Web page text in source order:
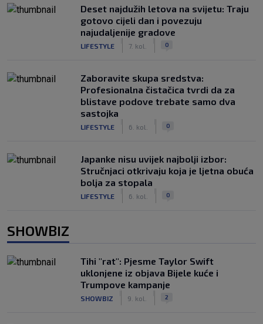
Deset najdužih letova na svijetu: Traju
gotovo cijeli dan i povezuju
najudaljenije gradove
LIFESTYLE 7. kol. 0
Zaboravite skupa sredstva:
Profesionalna čistačica tvrdi da za
blistave podove trebate samo dva
sastojka
LIFESTYLE 6. kol. 0
Japanke nisu uvijek najbolji izbor:
Stručnjaci otkrivaju koja je ljetna obuća
bolja za stopala
LIFESTYLE 6. kol. 0
SHOWBIZ
Tihi "rat": Pjesme Taylor Swift
uklonjene iz objava Bijele kuće i
Trumpove kampanje
SHOWBIZ 9. kol. 2